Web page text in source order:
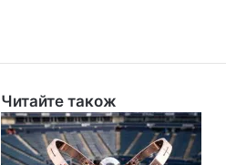
Читайте також
Close